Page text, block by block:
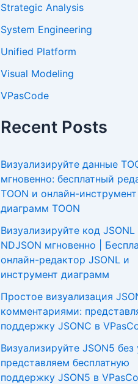
Strategic Analysis
System Engineering
Unified Platform
Visual Modeling
VPasCode
Recent Posts
Визуализируйте данные
мгновенно: бесплатный
TOON и онлайн-инструмент
диаграмм TOON
Визуализируйте код JSONL
NDJSON мгновенно |
онлайн-редактор JSONL и
инструмент диаграмм
Простое визуализация
комментариями:
поддержку JSONC в
Визуализируйте JSON5 без
представляем бесплатную
поддержку JSON5 в